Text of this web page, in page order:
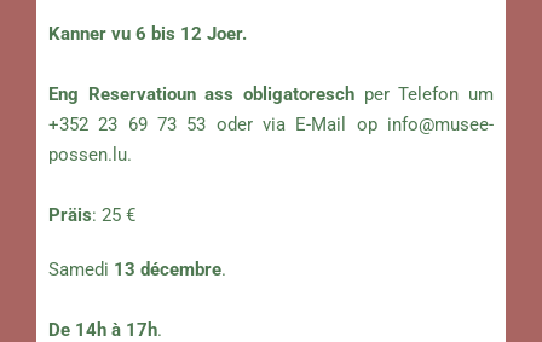
Kanner vu 6 bis 12 Joer.
Eng Reservatioun ass obligatoresch per Telefon um
+352 23 69 73 53 oder via E-Mail op info@musee-
possen.lu.
Präis: 25 €
Samedi 13 décembre.
De 14h à 17h.